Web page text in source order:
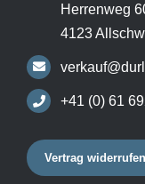
Herrenweg
4123
+41 (0) 61
Vertrag widerrufen